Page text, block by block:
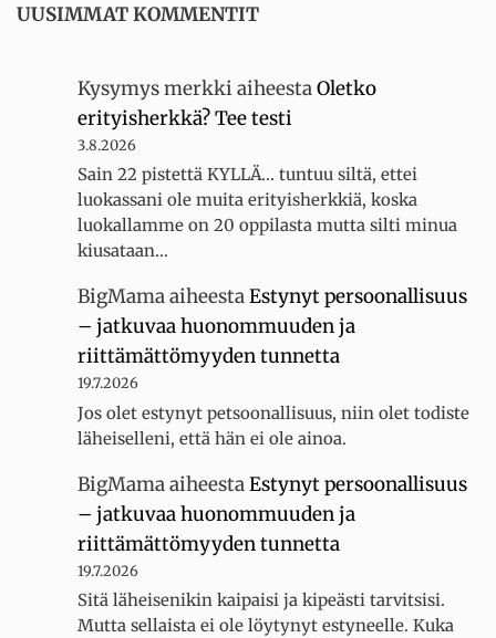
UUSIMMAT KOMMENTIT
Kysymys merkki aiheestaOletko
erityisherkkä? Tee testi
3.8.2026
Sain 22 pistettä KYLLÄ... tuntuu siltä, ettei
luokassani ole muita erityisherkkiä, koska
luokallamme on 20 oppilasta mutta silti minua
kiusataan…
BigMamaaiheestaEstynyt persoonallisuus
– jatkuvaa huonommuuden ja
riittämättömyyden tunnetta
19.7.2026
Jos olet estynyt petsoonallisuus, niin olet todiste
läheiselleni, että hän ei ole ainoa.
BigMamaaiheestaEstynyt persoonallisuus
– jatkuvaa huonommuuden ja
riittämättömyyden tunnetta
19.7.2026
Sitä läheisenikin kaipaisi ja kipeästi tarvitsisi.
Mutta sellaista ei ole löytynyt estyneelle. Kuka